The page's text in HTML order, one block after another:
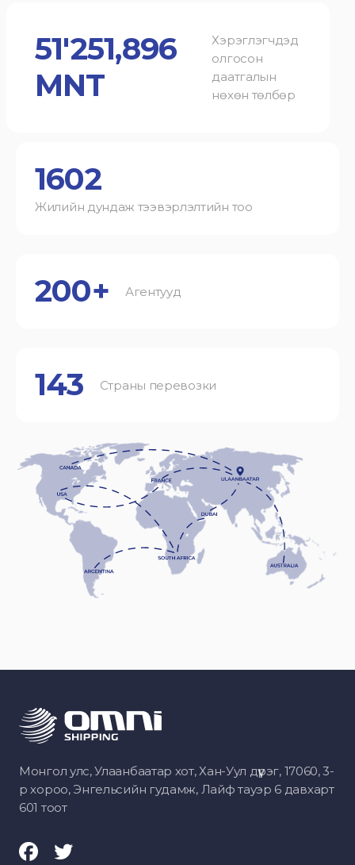
51'251,896
MNT
Хэрэглэгчдэд
олгосон
даатгалын
нөхөн төлбөр
1602
Жилийн дундаж тээвэрлэлтийн тоо
200+ Агентууд
143 Страны перевозки
Монгол улс, Улаанбаатар хот, Хан-Уул дүүрэг, 17060, 3-
р хороо, Энгельсийн гудамж, Лайф тауэр 6 давхарт
601 тоот